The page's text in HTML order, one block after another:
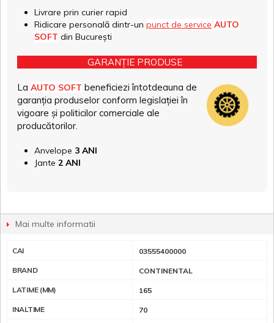
Livrare prin curier rapid
Ridicare personală dintr-un punct de service AUTO
SOFT din București
GARANȚIE PRODUSE
La AUTO SOFT beneficiezi întotdeauna de
garanția produselor conform legislației în
vigoare și politicilor comerciale ale
producătorilor.
Anvelope 3 ANI
Jante 2 ANI
Mai multe informatii
CAI 03555400000
BRAND CONTINENTAL
LATIME (MM) 165
INALTIME 70